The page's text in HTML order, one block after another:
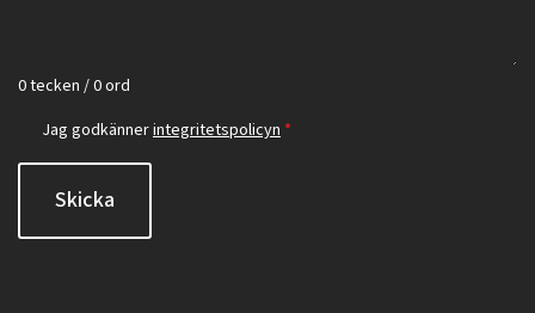
0 tecken / 0 ord
Jag godkännerintegritetspolicyn *
Skicka